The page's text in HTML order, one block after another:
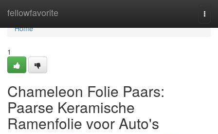
fellowfavorite
Home
Home
1
Chameleon Folie Paars:
Paarse Keramische
Ramenfolie voor Auto's